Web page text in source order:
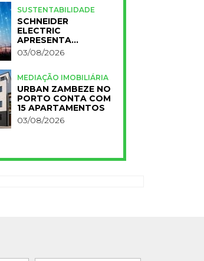
SUSTENTABILIDADE
SCHNEIDER
ELECTRIC
APRESENTA
PRIMEIROS
RESULTADOS DO
03/08/2026
MEDIAÇÃO IMOBILIÁRIA
URBAN ZAMBEZE NO
PORTO CONTA COM
15 APARTAMENTOS
03/08/2026